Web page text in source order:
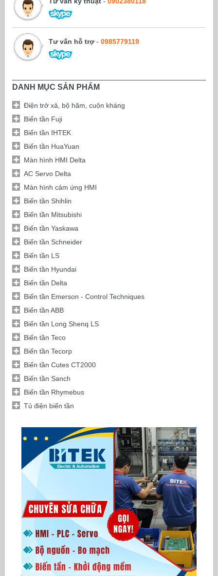
Tư vấn hỗ trợ - 0985779119
DANH MỤC SẢN PHẨM
Điện trở xả, bộ hãm, cuộn kháng
Biến tần Fuji
Biến tần IHTEK
Biến tần HuaYuan
Màn hình HMI Delta
AC Servo Delta
Màn hình cảm ứng HMI
Biến tần Shihlin
Biến tần Mitsubishi
Biến tần Yaskawa
Biến tần Schneider
Biến tần LS
Biến tần Hyundai
Biến tần Delta
Biến tần Emerson - Control Techniques
Biến tần ABB
Biến tần Long Shenq LS
Biến tần Teco
Biến tần Tecorp
Biến tần Cutes CT2000
Biến tần Sanch
Biến tần Rhymebus
Tủ điện biến tần